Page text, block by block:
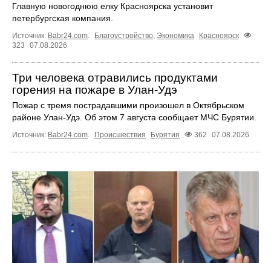
Главную новогоднюю елку Красноярска установит
петербургская компания.
Источник: Babr24.com. Благоустройство, Экономика
Красноярск
323
07.08.2026
Три человека отравились продуктами
горения на пожаре в Улан-Удэ
Пожар с тремя пострадавшими произошел в Октябрьском
районе Улан-Удэ. Об этом 7 августа сообщает МЧС Бурятии.
Источник: Babr24.com. Происшествия Бурятия 362 07.08.2026